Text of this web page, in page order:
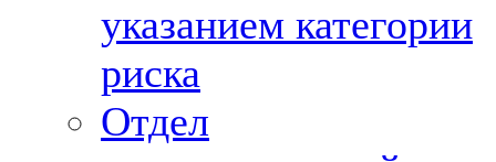
указанием категории
риска
Отдел